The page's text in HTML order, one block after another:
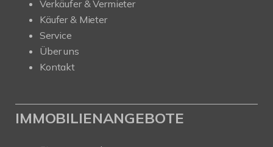
Verkäufer & Vermieter
Käufer & Mieter
Service
Über uns
Kontakt
IMMOBILIENANGEBOTE